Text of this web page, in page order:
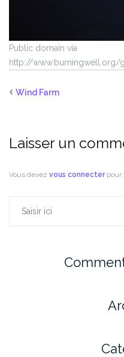
Public domain via
http://www.burningwell.org/
Wind Farm
Laisser un
Vous devez vous connecterpour
Rechercher :